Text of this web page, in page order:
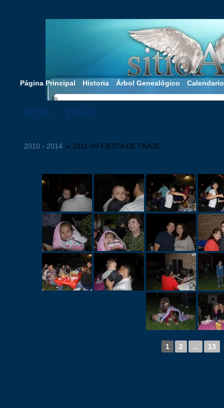
Página Principal Historia Árbol Genealógico Calendario
2010 - 2014 » 2011-09 FIESTA DE TRAJE
1 2 ... 13